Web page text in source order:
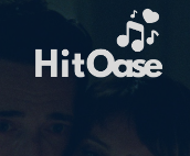
springen